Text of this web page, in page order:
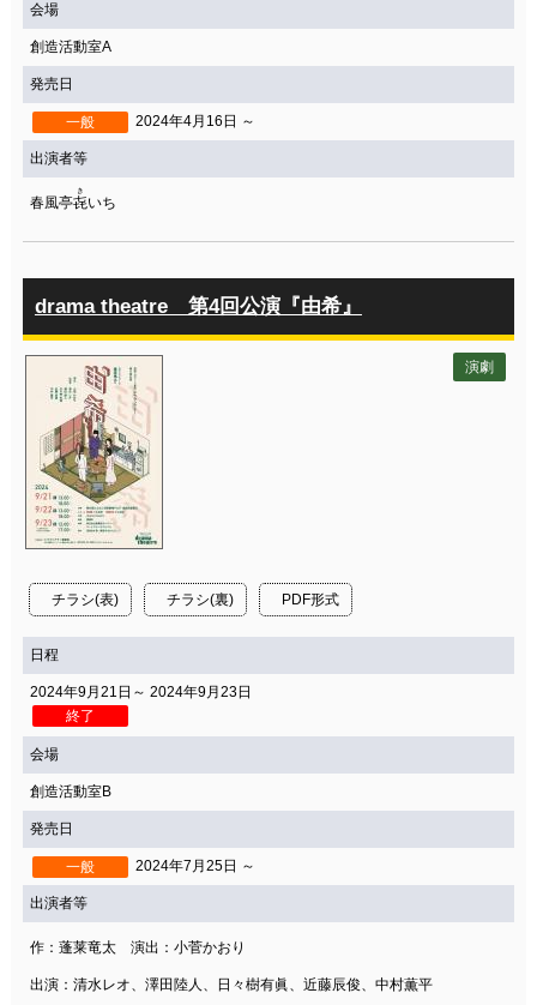
会場
創造活動室A
発売日
一般 2024年4月16日 ～
出演者等
春風亭㐂
き
いち
drama theatre 第4回公演『由希』
チラシ(表) チラシ(裏) PDF形式
演劇
日程
2024年9月21日～ 2024年9月23日
終了
会場
創造活動室B
発売日
一般 2024年7月25日 ～
出演者等
作：蓬莱竜太 演出：小菅かおり
出演：清水レオ、澤田陸人、日々樹有眞、近藤辰俊、中村薫平